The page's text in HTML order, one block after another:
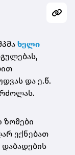
ხელი
და ე.წ.
ზომები
ექნებათ